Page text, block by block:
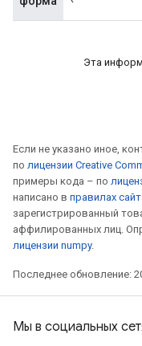
Эта
Если не указано иное,
по лицензии Creative
примеры кода – по
написано в правилах
зарегистрированный
аффилированных лиц.
лицензии numpy.
Последнее обновление:
Мы в социальных